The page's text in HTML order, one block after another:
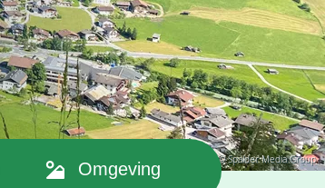
© Spalder Media Group
Omgeving